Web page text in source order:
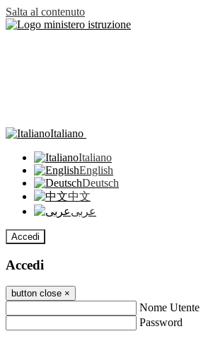
Salta al contenuto
Italiano
Italiano
English
Deutsch
中文
عربى
Accedi
Accedi
button close ×
Nome Utente
Password